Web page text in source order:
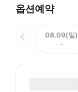
옵션예약
08.09(일)
-